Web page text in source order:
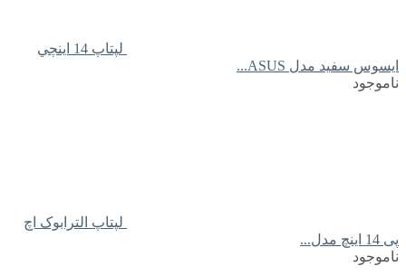
لپتاپ 14 اينچي
ايسوس سفید مدل ASUS...
ناموجود
لپتاپ الترابوک اچ
پی 14 اینچ مدل...
ناموجود